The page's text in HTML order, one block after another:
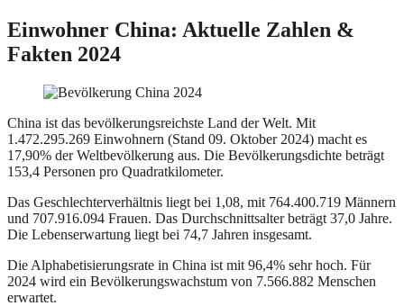
Einwohner China: Aktuelle Zahlen &
Fakten 2024
China ist das bevölkerungsreichste Land der Welt. Mit
1.472.295.269 Einwohnern (Stand 09. Oktober 2024) macht es
17,90% der Weltbevölkerung aus. Die Bevölkerungsdichte beträgt
153,4 Personen pro Quadratkilometer.
Das Geschlechterverhältnis liegt bei 1,08, mit 764.400.719 Männern
und 707.916.094 Frauen. Das Durchschnittsalter beträgt 37,0 Jahre.
Die Lebenserwartung liegt bei 74,7 Jahren insgesamt.
Die Alphabetisierungsrate in China ist mit 96,4% sehr hoch. Für
2024 wird ein Bevölkerungswachstum von 7.566.882 Menschen
erwartet.